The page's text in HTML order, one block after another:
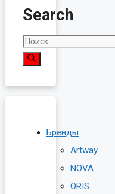
Search
Поиск:
Бренды
Artway
NOVA
ORIS